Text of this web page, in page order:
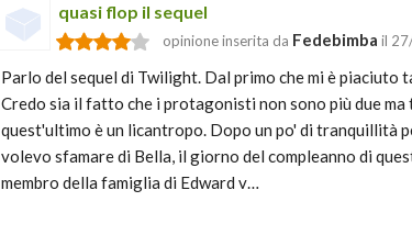
quasi flop il sequel
opinione inserita da Fedebimba il
Parlo del sequel di Twilight. Dal primo che mi è piaciuto
Credo sia il fatto che i protagonisti non sono più due ma
quest'ultimo è un licantropo. Dopo un po' di tranquillità
volevo sfamare di Bella, il giorno del compleanno di
membro della famiglia di Edward v…